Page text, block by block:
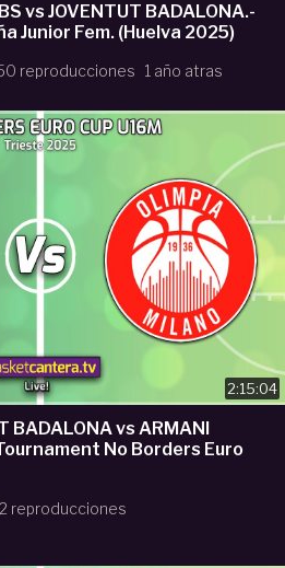
Junior Fem. (Huelva 2025)
reproducciones 1 año atras
2:15:04
BADALONA vs ARMANI
No Borders Euro
reproducciones